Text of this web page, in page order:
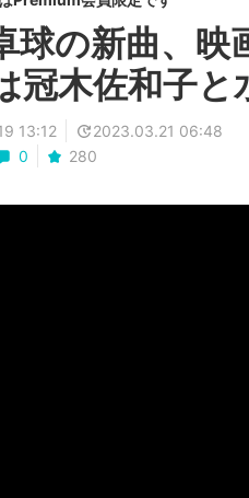
球の新曲、
冠木佐和子と
13:12
2023.03.21 06:48
0 280